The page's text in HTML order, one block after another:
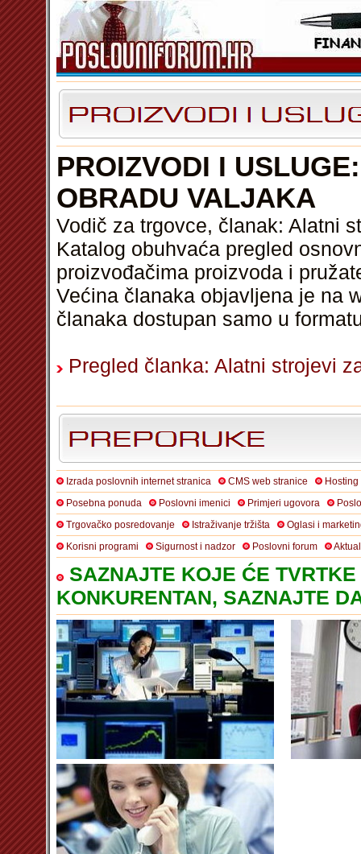
PROIZVODI I
OBRADU VALJAKA
Vodič za trgovce, članak: Alatni
Katalog obuhvaća pregled
proizvođačima proizvoda i
Većina članaka objavljena je na
članaka dostupan samo u
Pregled članka: Alatni strojevi
Izrada poslovnih internet stranica CMS web stranice
Posebna ponuda
Poslovni imenici Primjeri ugovora
Trgovačko posredovanje
Istraživanje tržišta
Oglasi i
Korisni programi
Sigurnost i nadzor Poslovni forum
SAZNAJTE KOJE ĆE
KONKURENTAN, SAZNAJTE